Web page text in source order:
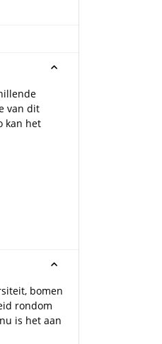
van dit
kan het
bomen
rondom
is het aan